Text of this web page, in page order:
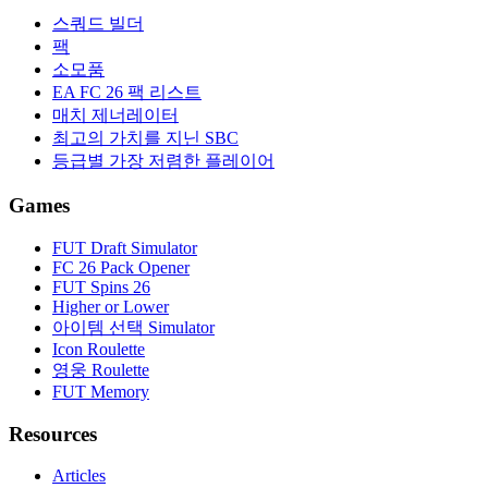
스쿼드 빌더
팩
소모품
EA FC 26 팩 리스트
매치 제너레이터
최고의 가치를 지닌 SBC
등급별 가장 저렴한 플레이어
Games
FUT Draft Simulator
FC 26 Pack Opener
FUT Spins 26
Higher or Lower
아이템 선택 Simulator
Icon Roulette
영웅 Roulette
FUT Memory
Resources
Articles